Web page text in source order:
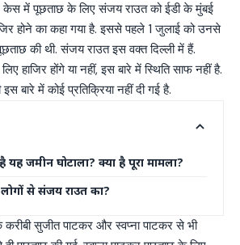
में पूछताछ के लिए संजय राउत को ईडी के मुंबई
होने का कहा गया है. इससे पहले 1 जुलाई को उनसे
की थी. संजय राउत इस वक्त दिल्ली में हैं.
हाजिर होंगे या नहीं, इस बारे में स्थिति साफ नहीं है.
बारे में कोई प्रतिक्रिया नहीं दी गई है.
यह जमीन घोटाला? क्या है पूरा मामला?
लोगों से संजय राउत का?
सुजीत पाटकर और स्वप्ना पाटकर से भी